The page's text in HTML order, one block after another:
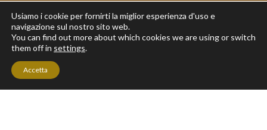
Fa parte del Presidio Slow Food “Ape Nera Siciliana”. È tra i soci
fondatori dell’Associazione Apis Mellifera Siciliana come come
scopo ha la reintroduzione in Sicilia, in particolare nella parte Nord
Occidentale, dell’Ape Autoctona Mellifera Siciliana.
ShopHome
My account
Cart
Usiamo i cookie per fornirti la miglior esperienza d'uso e
navigazione sul nostro sito web.
You can find out more about which cookies we are using or switch
them off in settings.
Accetta